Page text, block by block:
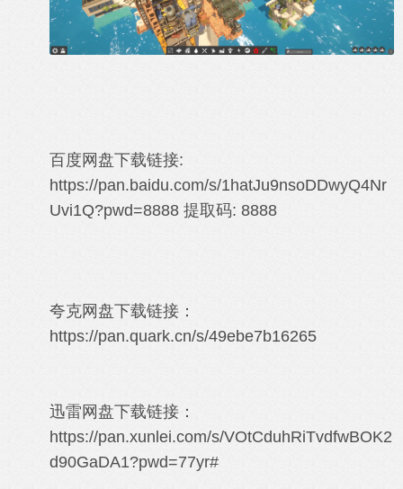
百度网盘下载链接:
https://pan.baidu.com/s/1hatJu9nsoDDwyQ4Nr
Uvi1Q?pwd=8888 提取码: 8888
夸克网盘下载链接：
https://pan.quark.cn/s/49ebe7b16265
迅雷网盘下载链接：
https://pan.xunlei.com/s/VOtCduhRiTvdfwBOK2
d90GaDA1?pwd=77yr#